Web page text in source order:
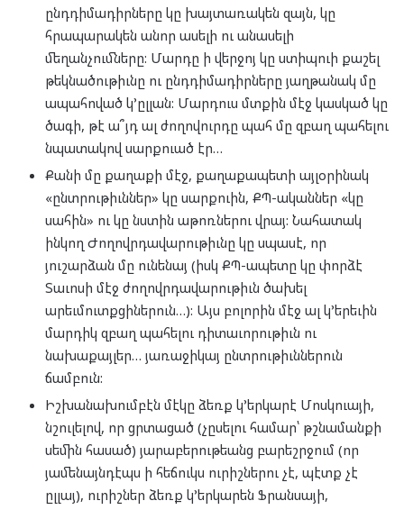
ընդդիմադիրները կը խայտառակեն զայն, կը
հրապարակեն անոր ասելի ու անասելի
մեղանչումները: Մարդը ի վերջոյ կը ստիպուի քաշել
թեկնածութիւնը ու ընդդիմադիրները յաղթանակ մը
ապահոված կ’ըլլան: Մարդուս մտքին մէջ կասկած կը
ծագի, թէ ա՞յդ ալ ժողովուրդը պահ մը զբաղ պահելու
նպատակով սարքուած էր…
Քանի մը քաղաքի մէջ, քաղաքապետի այլօրինակ
«ընտրութիւններ» կը սարքուին, ՔՊ-ականներ «կը
սահին» ու կը նստին աթոռներու վրայ: Նահատակ
ինկող Ժողովրդավարութիւնը կը սպասէ, որ
յուշարձան մը ունենայ (իսկ ՔՊ-ապետը կը փորձէ
Տաւոսի մէջ ժողովրդավարութիւն ծախել
արեւմուտքցիներուն…): Այս բոլորին մէջ ալ կ’երեւին
մարդիկ զբաղ պահելու դիտաւորութիւն ու
նախաքայլեր… յառաջիկայ ընտրութիւններուն
ճամբուն:
Իշխանախումբէն մէկը ձեռք կ’երկարէ Մոսկուայի,
նշուլելով, որ ցրտացած (չըսելու համար՝ թշնամանքի
սեմին հասած) յարաբերութեանց բարեշրջում (որ
յամենայնդէպս ի հեճուկս ուրիշներու չէ, պէտք չէ
ըլլայ), ուրիշներ ձեռք կ’երկարեն Ֆրանսայի,